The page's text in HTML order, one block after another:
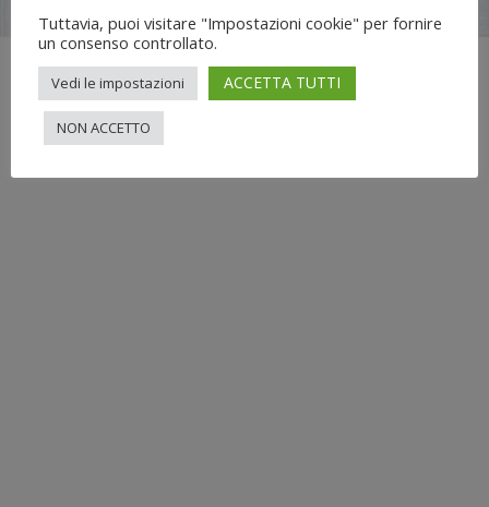
info[at]nuovimondi.com | P.IVA 00715420014
Tuttavia, puoi visitare "Impostazioni cookie" per fornire
un consenso controllato.
Vedi le impostazioni ACCETTA TUTTI
NON ACCETTO